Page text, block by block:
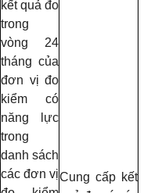
kết quả đo
trong
vòng 24
tháng của
đơn vị đo
kiểm có
năng lực
trong
danh sách
các đơn vịCung cấp kết